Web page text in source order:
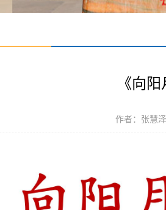
《向
作者：张慧